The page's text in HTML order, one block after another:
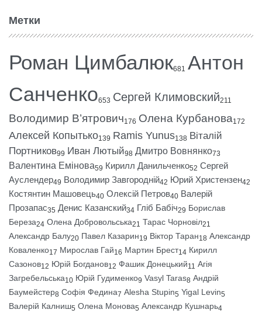
Метки
Роман Цимбалюк681 Антон
Санченко653 Сергей Климовский211
Володимир В’ятрович176 Олена Курбанова172
Алексей Копытько139 Ramis Yunus138 Віталій
Портников99 Иван Лютый98 Дмитро Вовнянко73
Валентина Емінова59 Кирилл Данильченко52 Сергей
Ауслендер49 Володимир Завгородній42 Юрий Христензен42
Костянтин Машовець40 Олексій Петров40 Валерій
Прозапас35 Денис Казанский34 Гліб Бабіч29 Борислав
Береза24 Олена Добровольська21 Тарас Чорновіл21
Александр Балу20 Павел Казарин19 Віктор Таран18 Александр
Коваленко17 Мирослав Гай16 Мартин Брест14 Кирилл
Сазонов12 Юрій Богданов12 Фашик Донецький11 Агія
Загребельська10 Юрій Гудименко9 Vasyl Taras8 Андрій
Баумейстер8 Софія Федина7 Alesha Stupin5 Yigal Levin5
Валерій Калниш5 Олена Монова5 Александр Кушнарь4